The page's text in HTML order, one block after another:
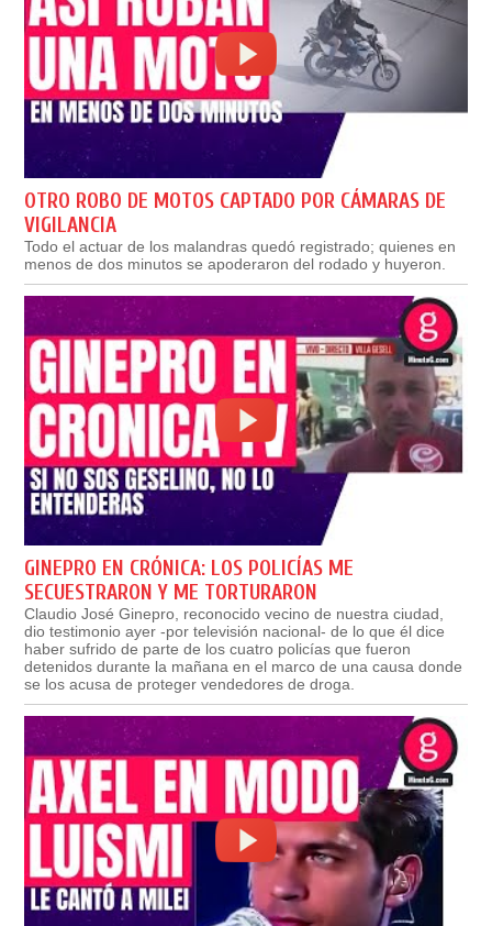
OTRO ROBO DE MOTOS CAPTADO POR CÁMARAS DE
VIGILANCIA
Todo el actuar de los malandras quedó registrado; quienes en
menos de dos minutos se apoderaron del rodado y huyeron.
GINEPRO EN CRÓNICA: LOS POLICÍAS ME
SECUESTRARON Y ME TORTURARON
Claudio José Ginepro, reconocido vecino de nuestra ciudad,
dio testimonio ayer -por televisión nacional- de lo que él dice
haber sufrido de parte de los cuatro policías que fueron
detenidos durante la mañana en el marco de una causa donde
se los acusa de proteger vendedores de droga.